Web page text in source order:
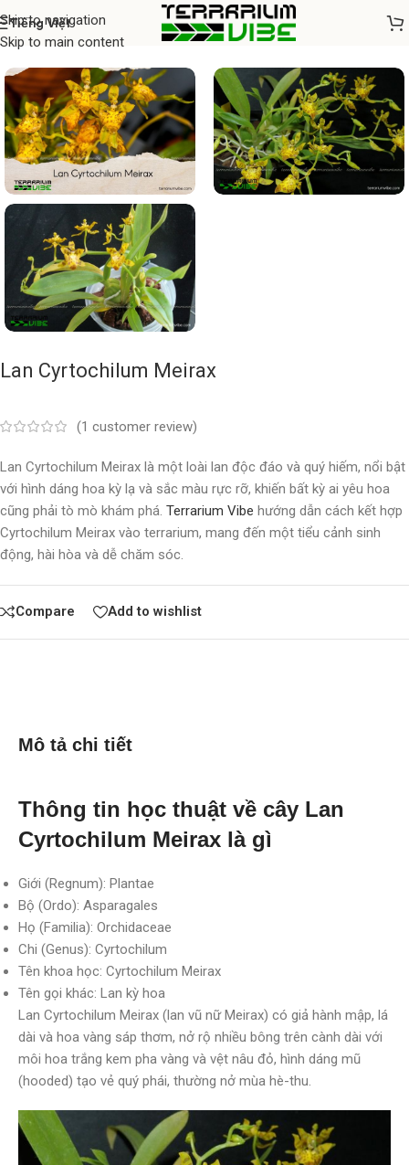
Skip to navigation
Skip to main content
Tiếng Việt
Home/Cây thủy sinh
Lan Cyrtochilum Meirax
(1 customer review)
Lan Cyrtochilum Meirax là một loài lan độc đáo và quý hiếm, nổi bật
với hình dáng hoa kỳ lạ và sắc màu rực rỡ, khiến bất kỳ ai yêu hoa
cũng phải tò mò khám phá. Terrarium Vibe hướng dẫn cách kết hợp
Cyrtochilum Meirax vào terrarium, mang đến một tiểu cảnh sinh
động, hài hòa và dễ chăm sóc.
Compare Add to wishlist
Mô tả chi tiết
Thông tin học thuật về cây Lan
Cyrtochilum Meirax là gì
Giới (Regnum): Plantae
Bộ (Ordo): Asparagales
Họ (Familia): Orchidaceae
Chi (Genus): Cyrtochilum
Tên khoa học: Cyrtochilum Meirax
Tên gọi khác: Lan kỳ hoa
Lan Cyrtochilum Meirax (lan vũ nữ Meirax) có giả hành mập, lá
dài và hoa vàng sáp thơm, nở rộ nhiều bông trên cành dài với
môi hoa trắng kem pha vàng và vệt nâu đỏ, hình dáng mũ
(hooded) tạo vẻ quý phái, thường nở mùa hè-thu.